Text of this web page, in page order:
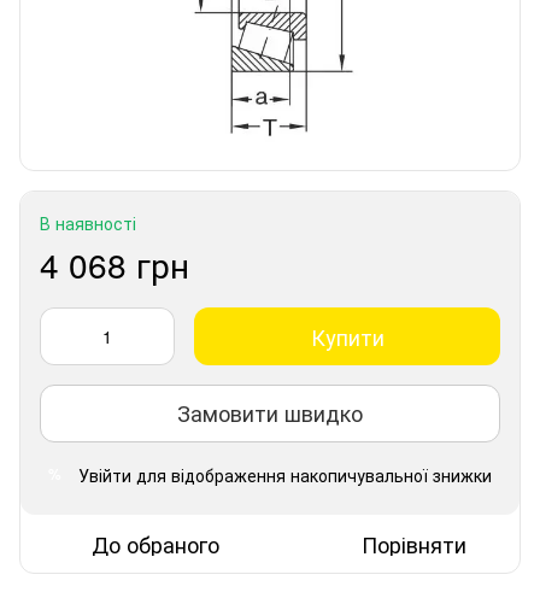
В наявності
4 068 грн
Купити
Замовити швидко
Увійти для відображення накопичувальної знижки
До обраного Порівняти